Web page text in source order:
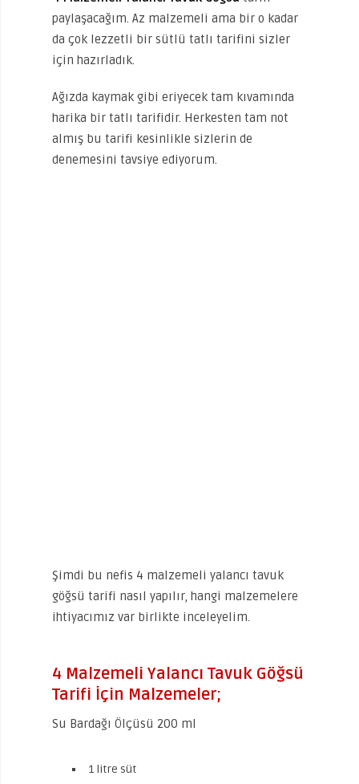
paylaşacağım. Az malzemeli ama bir o kadar
da çok lezzetli bir sütlü tatlı tarifini sizler
için hazırladık.
Ağızda kaymak gibi eriyecek tam kıvamında
harika bir tatlı tarifidir. Herkesten tam not
almış bu tarifi kesinlikle sizlerin de
denemesini tavsiye ediyorum.
Şimdi bu nefis 4 malzemeli yalancı tavuk
göğsü tarifi nasıl yapılır, hangi malzemelere
ihtiyacımız var birlikte inceleyelim.
4 Malzemeli Yalancı Tavuk Göğsü
Tarifi İçin Malzemeler;
Su Bardağı Ölçüsü 200 ml
1 litre süt